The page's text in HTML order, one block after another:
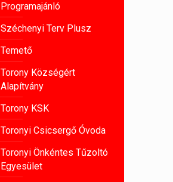
Programajánló
Széchenyi Terv Plusz
Temető
Torony Községért
Alapítvány
Torony KSK
Toronyi Csicsergő Óvoda
Toronyi Önkéntes Tűzoltó
Egyesület